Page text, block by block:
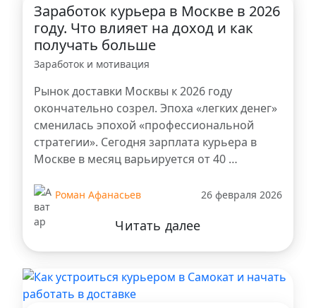
Заработок курьера в Москве в 2026
году. Что влияет на доход и как
получать больше
Заработок и мотивация
Рынок доставки Москвы к 2026 году
окончательно созрел. Эпоха «легких денег»
сменилась эпохой «профессиональной
стратегии». Сегодня зарплата курьера в
Москве в месяц варьируется от 40 …
Роман Афанасьев 26 февраля 2026
Читать далее